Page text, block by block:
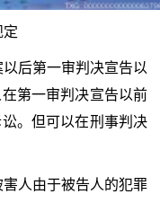
定
后第一审判决宣告以
第一审判决宣告以前
。但可以在刑事判决
害人由于被告人的犯罪